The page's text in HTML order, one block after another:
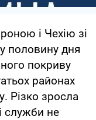
і Чехію зі
половину дня
покриву
районах
Різко зросла
служби не